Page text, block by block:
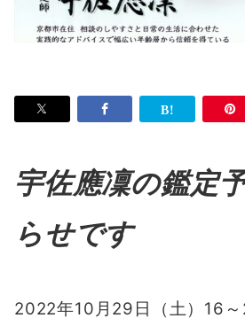
宇佐應凜の鑑定
らせです
2022年10月29日（土）16